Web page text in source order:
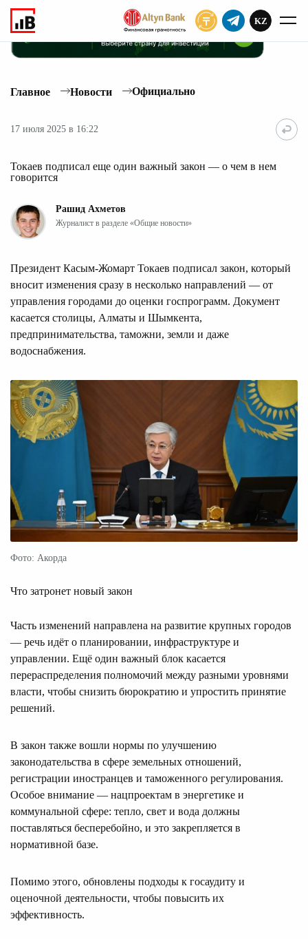
KZ
Главное Новости Официально
17 июля 2025 в 16:22
Токаев подписал еще один важный закон — о чем в нем
говорится
Рашид Ахметов
Журналист в разделе «Общие новости»
Президент Касым-Жомарт Токаев подписал закон, который
вносит изменения сразу в несколько направлений — от
управления городами до оценки госпрограмм. Документ
касается столицы, Алматы и Шымкента,
предпринимательства, таможни, земли и даже
водоснабжения.
Фото: Акорда
Что затронет новый закон
Часть изменений направлена на развитие крупных городов
— речь идёт о планировании, инфраструктуре и
управлении. Ещё один важный блок касается
перераспределения полномочий между разными уровнями
власти, чтобы снизить бюрократию и упростить принятие
решений.
В закон также вошли нормы по улучшению
законодательства в сфере земельных отношений,
регистрации иностранцев и таможенного регулирования.
Особое внимание — нацпроектам в энергетике и
коммунальной сфере: тепло, свет и вода должны
поставляться бесперебойно, и это закрепляется в
нормативной базе.
Помимо этого, обновлены подходы к госаудиту и
оценочной деятельности, чтобы повысить их
эффективность.